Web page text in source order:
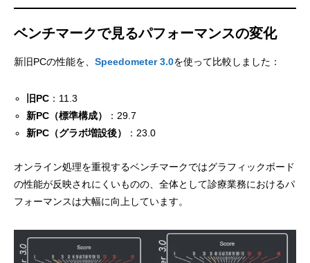
ベンチマークで見るパフォーマンスの変化
新旧PCの性能を、 Speedometer 3.0を使って比較しました：
旧PC ：11.3
新PC（標準構成）
：29.7
新PC（グラボ増設後）
：23.0
オンライン処理を重視するベンチマークではグラフィックボード
の性能が反映されにくいものの、全体として診療業務におけるパ
フォーマンスは大幅に向上しています。